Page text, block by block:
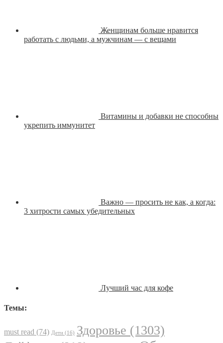
Женщинам больше нравится
работать с людьми, а мужчинам — с вещами
Витамины и добавки не способны
укрепить иммунитет
Важно — просить не как, а когда:
3 хитрости самых убедительных
Лучший час для кофе
Темы:
must read (74) Дети (16) Здоровье (1303)